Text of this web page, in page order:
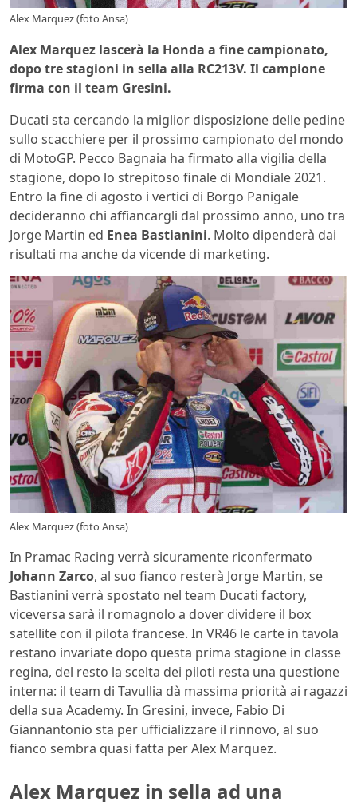
Alex Marquez (foto Ansa)
Alex Marquez lascerà la Honda a fine campionato,
dopo tre stagioni in sella alla RC213V. Il campione
firma con il team Gresini.
Ducati sta cercando la miglior disposizione delle pedine
sullo scacchiere per il prossimo campionato del mondo
di MotoGP. Pecco Bagnaia ha firmato alla vigilia della
stagione, dopo lo strepitoso finale di Mondiale 2021.
Entro la fine di agosto i vertici di Borgo Panigale
decideranno chi affiancargli dal prossimo anno, uno tra
Jorge Martin ed Enea Bastianini. Molto dipenderà dai
risultati ma anche da vicende di marketing.
Alex Marquez (foto Ansa)
In Pramac Racing verrà sicuramente riconfermato
Johann Zarco, al suo fianco resterà Jorge Martin, se
Bastianini verrà spostato nel team Ducati factory,
viceversa sarà il romagnolo a dover dividere il box
satellite con il pilota francese. In VR46 le carte in tavola
restano invariate dopo questa prima stagione in classe
regina, del resto la scelta dei piloti resta una questione
interna: il team di Tavullia dà massima priorità ai ragazzi
della sua Academy. In Gresini, invece, Fabio Di
Giannantonio sta per ufficializzare il rinnovo, al suo
fianco sembra quasi fatta per Alex Marquez.
Alex Marquez in sella ad una